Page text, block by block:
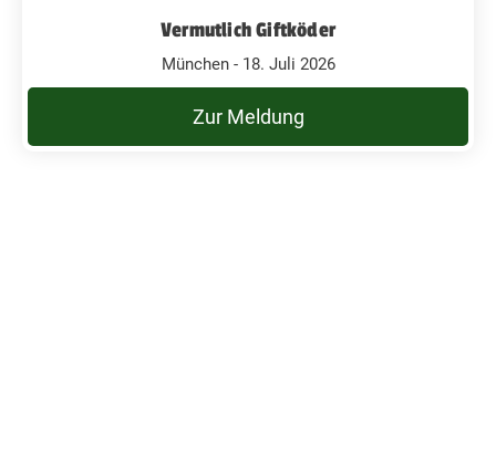
Vermutlich Giftköder
München - 18. Juli 2026
Zur Meldung